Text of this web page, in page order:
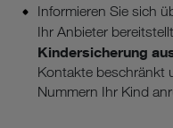
Informieren Sie sich
Ihr Anbieter
Kindersicherung
Kontakte beschränkt
Nummern Ihr Kind